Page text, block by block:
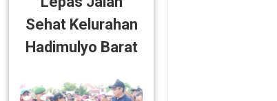
Sehat Kelurahan
Hadimulyo Barat